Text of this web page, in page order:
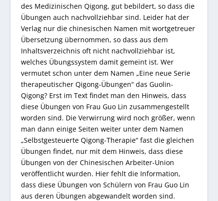
des Medizinischen Qigong, gut bebildert, so dass die
Übungen auch nachvollziehbar sind. Leider hat der
Verlag nur die chinesischen Namen mit wortgetreuer
Übersetzung übernommen, so dass aus dem
Inhaltsverzeichnis oft nicht nachvollziehbar ist,
welches Übungssystem damit gemeint ist. Wer
vermutet schon unter dem Namen „Eine neue Serie
therapeutischer Qigong-Übungen“ das Guolin-
Qigong? Erst im Text findet man den Hinweis, dass
diese Übungen von Frau Guo Lin zusammengestellt
worden sind. Die Verwirrung wird noch größer, wenn
man dann einige Seiten weiter unter dem Namen
„Selbstgesteuerte Qigong-Therapie“ fast die gleichen
Übungen findet, nur mit dem Hinweis, dass diese
Übungen von der Chinesischen Arbeiter-Union
veröffentlicht wurden. Hier fehlt die Information,
dass diese Übungen von Schülern von Frau Guo Lin
aus deren Übungen abgewandelt worden sind.